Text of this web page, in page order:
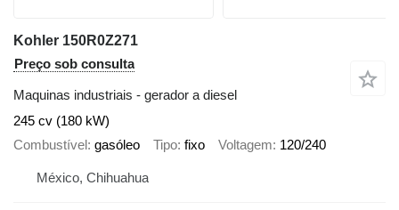
Kohler 150R0Z271
Preço sob consulta
Maquinas industriais - gerador a diesel
245 cv (180 kW)
Combustível gasóleo Tipo fixo Voltagem 120/240
México, Chihuahua